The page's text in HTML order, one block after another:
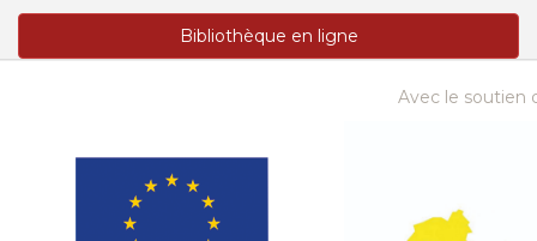
Bibliothèque en ligne
Avec le soutien